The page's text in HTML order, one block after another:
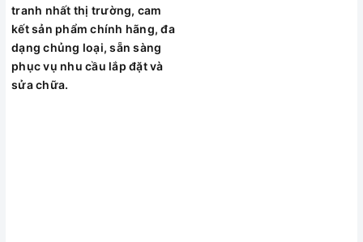
tranh nhất thị trường, cam
kết sản phẩm chính hãng, đa
dạng chủng loại, sẵn sàng
phục vụ nhu cầu lắp đặt và
sửa chữa.